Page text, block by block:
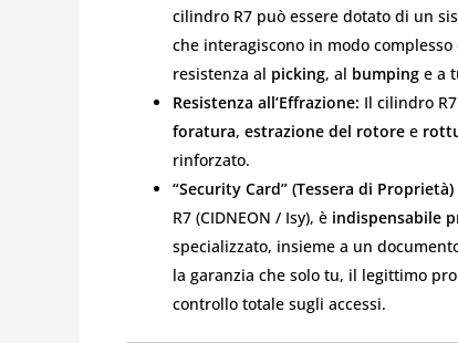
cilindro R7 può essere dotato di un
che interagiscono in modo
resistenza al picking, al bumping e a
Resistenza all’Effrazione: Il cilindro
foratura, estrazione del rotore e
rinforzato.
“Security Card” (Tessera di
R7 (CIDNEON / Isy), è indispensabile
specializzato, insieme a un
la garanzia che solo tu, il legittimo
controllo totale sugli accessi.